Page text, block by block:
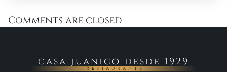
Comments are closed
casa juanico desde 1929
Restaurante